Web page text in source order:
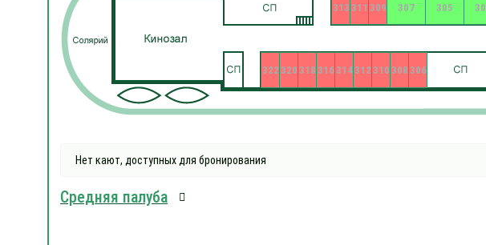
305
306
307
308
309
310
311
312
313
314
316
318
320
322
Нет кают, доступных для бронирования
Средняя палуба